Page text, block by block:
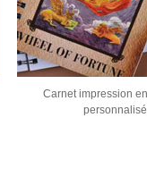
Carnet impression